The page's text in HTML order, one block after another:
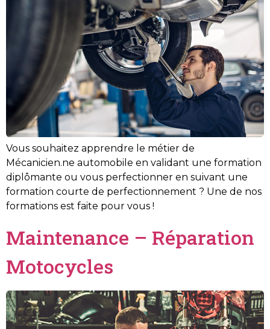
Vous souhaitez apprendre le métier de
Mécanicien.ne automobile en validant une formation
diplômante ou vous perfectionner en suivant une
formation courte de perfectionnement ? Une de nos
formations est faite pour vous !
Maintenance – Réparation
Motocycles